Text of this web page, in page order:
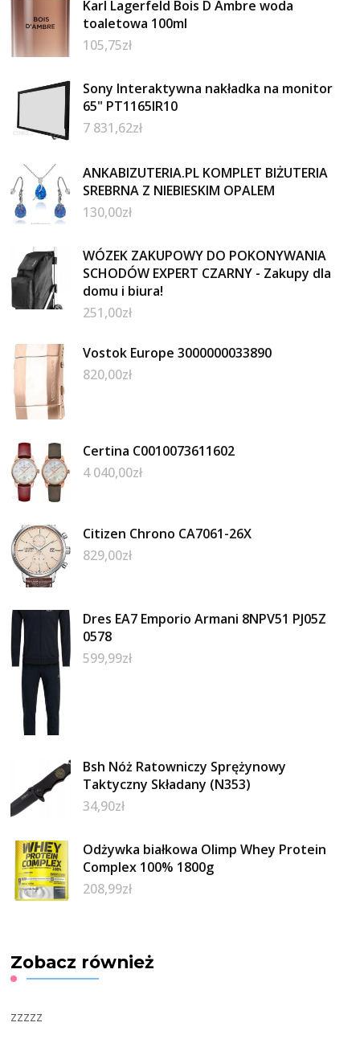
Karl Lagerfeld Bois D Ambre woda
toaletowa 100ml
105,75zł
Sony Interaktywna nakładka na monitor
65" PT1165IR10
7 831,62zł
ANKABIZUTERIA.PL KOMPLET BIŻUTERIA
SREBRNA Z NIEBIESKIM OPALEM
130,00zł
WÓZEK ZAKUPOWY DO POKONYWANIA
SCHODÓW EXPERT CZARNY - Zakupy dla
domu i biura!
251,00zł
Vostok Europe 3000000033890
820,00zł
Certina C0010073611602
4 040,00zł
Citizen Chrono CA7061-26X
829,00zł
Dres EA7 Emporio Armani 8NPV51 PJ05Z
0578
599,99zł
Bsh Nóż Ratowniczy Sprężynowy
Taktyczny Składany (N353)
34,90zł
Odżywka białkowa Olimp Whey Protein
Complex 100% 1800g
208,99zł
Zobacz również
zzzzz